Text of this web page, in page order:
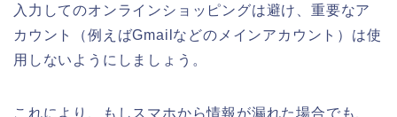
入力してのオンラインショッピングは避け、重要なア
カウント（例えばGmailなどのメインアカウント）は使
用しないようにしましょう。
これにより、もしスマホから情報が漏れた場合でも、